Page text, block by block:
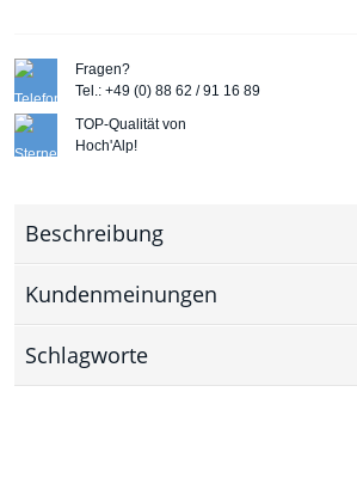
Fragen?
Tel.: +49 (0) 88 62 / 91 16 89
TOP-Qualität von
Hoch'Alp!
Beschreibung
Kundenmeinungen
Schlagworte